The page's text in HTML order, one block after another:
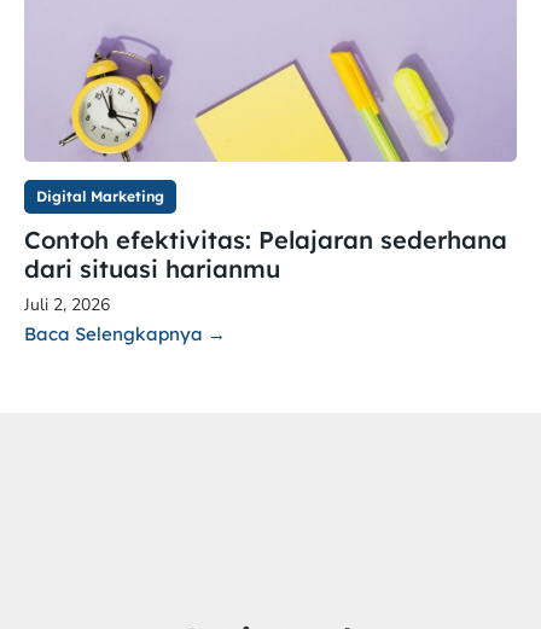
Digital Marketing
Contoh efektivitas: Pelajaran sederhana
dari situasi harianmu
Juli 2, 2026
Baca Selengkapnya →